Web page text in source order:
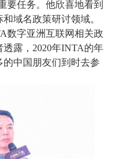
要任务。他欣喜地看到
域名政策研讨领域。
数字亚洲互联网相关政
露， 2020年INTA的年
中国朋友们到时去参